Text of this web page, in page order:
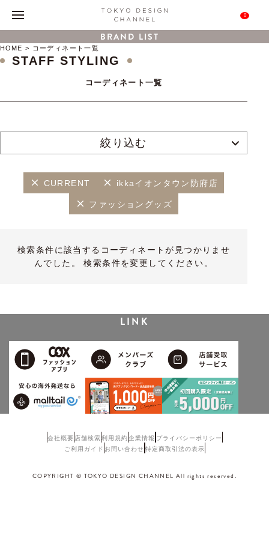
0
BRAND LIST
HOME コーディネート一覧
STAFF STYLING
コーディネート一覧
絞り込む
CURRENT ikkaイオンタウン防府店
ファッショングッズ
検索条件に該当するコーディネートが見つかりませ
んでした。 検索条件を変更してください。
LINK
会社概要 店舗検索利用規約企業情報 プライバシーポリシー
ご利用ガイド お問い合わせ 特定商取引法の表示
COPYRIGHT © TOKYO DESIGN CHANNEL All rights reserved.